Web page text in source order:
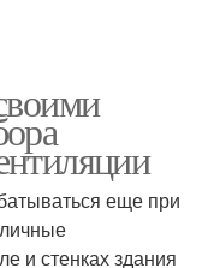
еще при
и стенках здания